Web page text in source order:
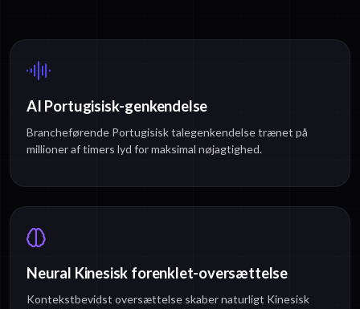
AI Portugisisk-genkendelse
Brancheførende Portugisisk talegenkendelse trænet på
millioner af timers lyd for maksimal nøjagtighed.
Neural Kinesisk forenklet-oversættelse
Kontekstbevidst oversættelse skaber naturligt Kinesisk